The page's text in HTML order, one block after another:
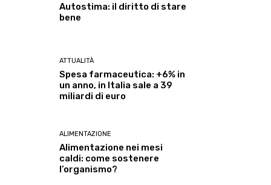
Autostima: il diritto di stare
bene
ATTUALITÀ
Spesa farmaceutica: +6% in
un anno, in Italia sale a 39
miliardi di euro
ALIMENTAZIONE
Alimentazione nei mesi
caldi: come sostenere
l’organismo?